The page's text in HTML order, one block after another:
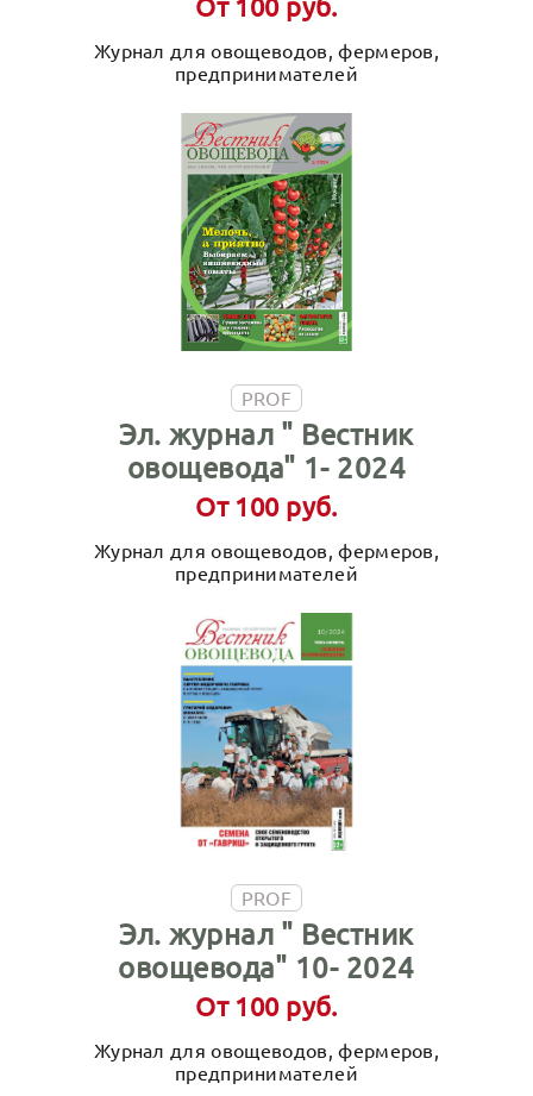
Журнал для овощеводов, фермеров,
предпринимателей
PROF
Эл. журнал " Вестник
овощевода" 1- 2024
От 100 руб.
Журнал для овощеводов, фермеров,
предпринимателей
PROF
Эл. журнал " Вестник
овощевода" 10- 2024
От 100 руб.
Журнал для овощеводов, фермеров,
предпринимателей